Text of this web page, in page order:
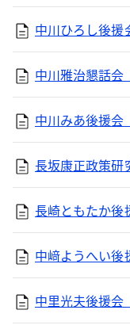
中川ひろし後援
中川雅治懇話会
中川みあ後援会
長坂康正政策研
長崎ともたか後
中﨑ようへい後
中里光夫後援会